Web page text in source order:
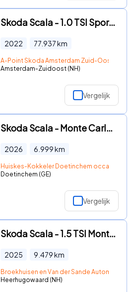
Skoda Scala - 1.0 TSI Sport Business 110 pk Automaat (DSG) | Navigatie | P
2022 77.937km
A-Point Skoda Amsterdam Zuid-Oost
Amsterdam-Zuidoost (NH)
Vergelijk
Skoda Scala - Monte Carlo 1.0 TSI 115pk DSG Automaat Trekhaak, Panoramadak
2026 6.999km
Huiskes-Kokkeler Doetinchem occasion
Doetinchem (GE)
Vergelijk
Skoda Scala - 1.5 TSI Monte Carlo 150pk Automaat / Panoramadak / Camera /
2025 9.479km
Broekhuisen en Van der Sande Automotive
Heerhugowaard (NH)